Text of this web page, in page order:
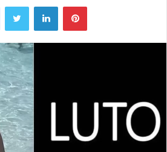
mail
FacebookTwitter LinkedinPinterest